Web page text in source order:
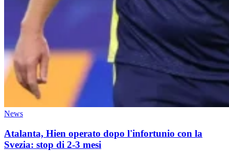
News
Atalanta, Hien operato dopo l'infortunio con la
Svezia: stop di 2-3 mesi